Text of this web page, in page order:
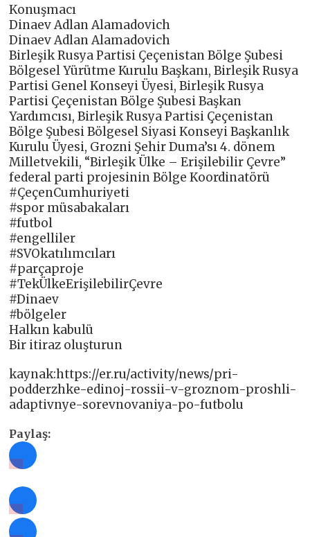
Konuşmacı
Dinaev Adlan Alamadovich
Dinaev Adlan Alamadovich
Birleşik Rusya Partisi Çeçenistan Bölge Şubesi
Bölgesel Yürütme Kurulu Başkanı, Birleşik Rusya
Partisi Genel Konseyi Üyesi, Birleşik Rusya
Partisi Çeçenistan Bölge Şubesi Başkan
Yardımcısı, Birleşik Rusya Partisi Çeçenistan
Bölge Şubesi Bölgesel Siyasi Konseyi Başkanlık
Kurulu Üyesi, Grozni Şehir Duma’sı 4. dönem
Milletvekili, “Birleşik Ülke – Erişilebilir Çevre”
federal parti projesinin Bölge Koordinatörü
#ÇeçenCumhuriyeti
#spor müsabakaları
#futbol
#engelliler
#SVOkatılımcıları
#parçaproje
#TekÜlkeErişilebilirÇevre
#Dinaev
#bölgeler
Halkın kabulü
Bir itiraz oluşturun
kaynak:https://er.ru/activity/news/pri-
podderzhke-edinoj-rossii-v-groznom-proshli-
adaptivnye-sorevnovaniya-po-futbolu
Paylaş: